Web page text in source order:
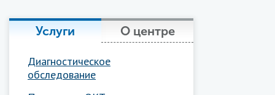
Услуги О центре
Диагностическое
обследование